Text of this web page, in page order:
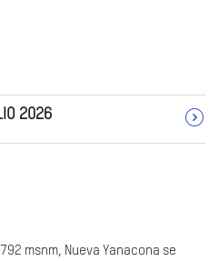
2026
msnm, Nueva Yanacona se